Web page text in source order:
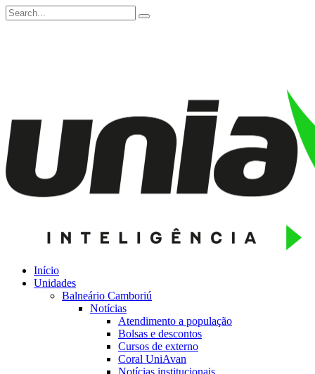
Início
Unidades
Balneário Camboriú
Notícias
Atendimento a população
Bolsas e descontos
Cursos de externo
Coral UniAvan
Notícias institucionais